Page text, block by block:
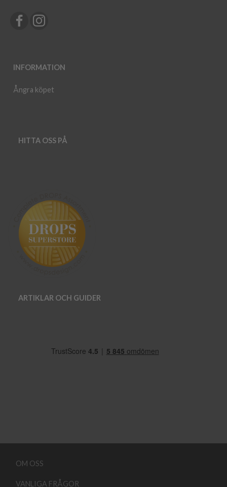
INFORMATION
Ångra köpet
HITTA OSS PÅ
ARTIKLAR OCH GUIDER
OM OSS
VANLIGA FRÅGOR